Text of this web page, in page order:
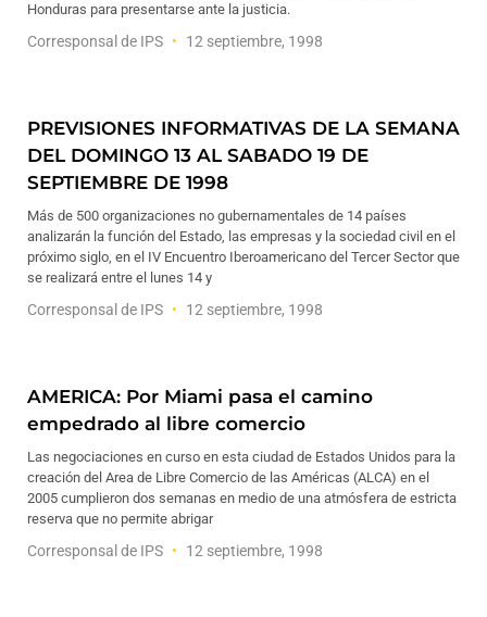
Honduras para presentarse ante la justicia.
Corresponsal de IPS 12 septiembre, 1998
PREVISIONES INFORMATIVAS DE LA SEMANA
DEL DOMINGO 13 AL SABADO 19 DE
SEPTIEMBRE DE 1998
Más de 500 organizaciones no gubernamentales de 14 países
analizarán la función del Estado, las empresas y la sociedad civil en el
próximo siglo, en el IV Encuentro Iberoamericano del Tercer Sector que
se realizará entre el lunes 14 y
Corresponsal de IPS 12 septiembre, 1998
AMERICA: Por Miami pasa el camino
empedrado al libre comercio
Las negociaciones en curso en esta ciudad de Estados Unidos para la
creación del Area de Libre Comercio de las Américas (ALCA) en el
2005 cumplieron dos semanas en medio de una atmósfera de estricta
reserva que no permite abrigar
Corresponsal de IPS 12 septiembre, 1998